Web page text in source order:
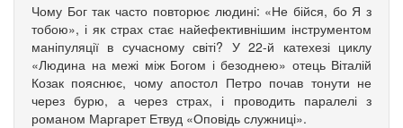
Чому Бог так часто повторює людині: «Не бійся, бо Я з
тобою», і як страх стає найефективнішим інструментом
маніпуляції в сучасному світі? У 22-й катехезі циклу
«Людина на межі між Богом і безоднею» отець Віталій
Козак пояснює, чому апостол Петро почав тонути не
через бурю, а через страх, і проводить паралелі з
романом Маргарет Етвуд «Оповідь служниці».